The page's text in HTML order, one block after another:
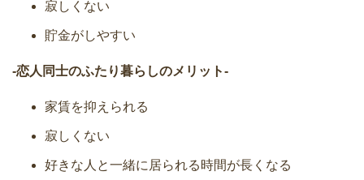
寂しくない
貯金がしやすい
-恋人同士のふたり暮らしのメリット-
家賃を抑えられる
寂しくない
好きな人と一緒に居られる時間が長くなる